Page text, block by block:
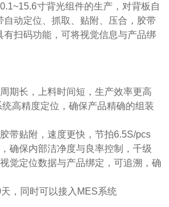
寸背光组件的生产，对背板自
自动定位、抓取、贴附、压合，胶带
有扫码功能，可将视觉信息与产品绑
期长，上料时间短，生产效率更高
高精度定位，确保产品精确的组装
带贴附，速度更快，节拍6.5S/pcs
确保内部洁净度与良率控制，千级
觉定位数据与产品绑定，可追溯，确
，同时可以接入MES系统